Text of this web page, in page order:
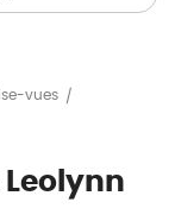
vues
Leolynn